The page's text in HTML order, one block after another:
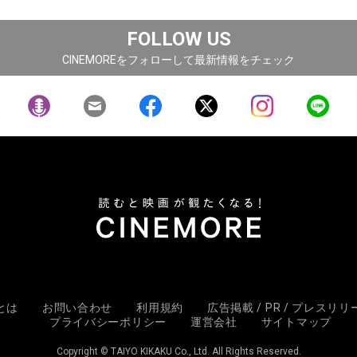
FOLLOW US
CINEMOREをフォローして最新情報をチェック
は お問い合わせ 利用規約
広告掲載 / PR / プレスリリ
プライバシーポリシー
運営会社 サイトマップ
Copyright © TAIYO KIKAKU Co., Ltd. All Rights Reserved.